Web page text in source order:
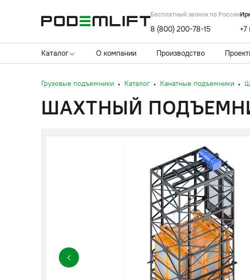
Бесплатный звонок по России
8 (800) 200-78-15
Каталог О компании Производство
Грузовые подъемники Каталог Канатные подъемники
ШАХТНЫЙ